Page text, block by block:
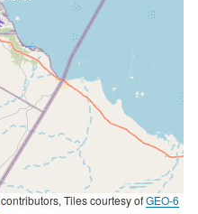
contributors, Tiles courtesy ofGEO-6